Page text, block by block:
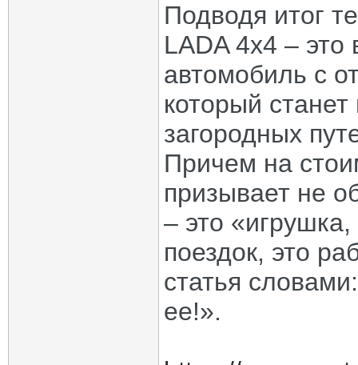
Подводя итог
LADA 4x4 – это
автомобиль с
который
загородных
Причем на
призывает не
– это
поездок, это
статья
ее!».